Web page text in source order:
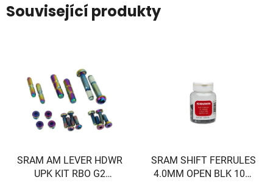
Související produkty
SRAM AM LEVER HDWR
UPK KIT RBO G2
SRAM SHIFT FERRULES
4.0MM OPEN BLK 100-